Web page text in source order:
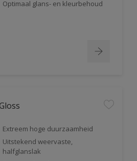
Optimaal glans- en kleurbehoud
Extreem hoge duurzaamheid
Uitstekend weervaste,
halfglanslak